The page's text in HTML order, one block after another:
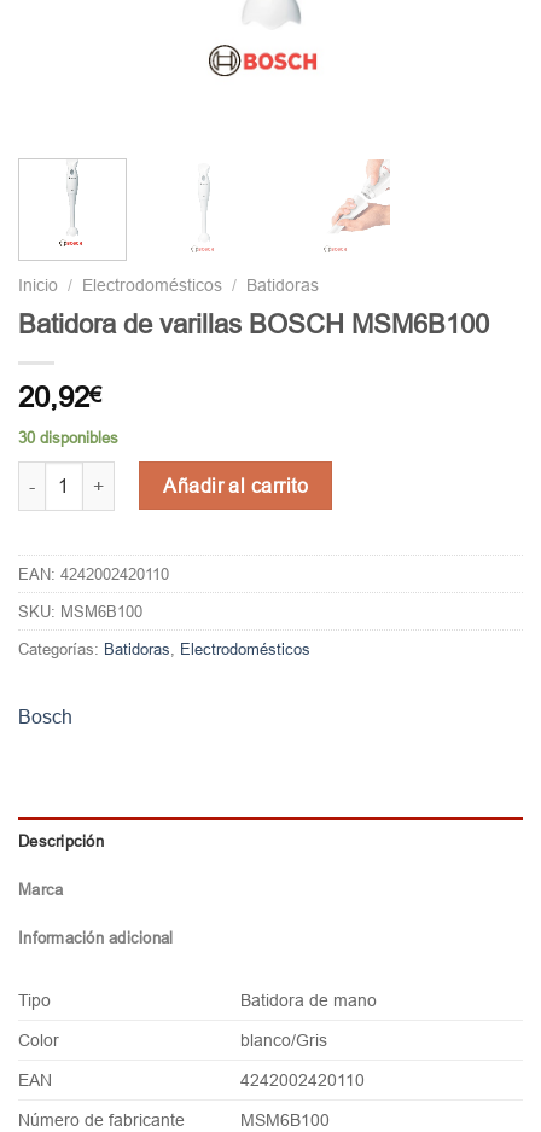
Inicio / Electrodomésticos / Batidoras
Batidora de varillas BOSCH MSM6B100
20,92€
30 disponibles
Batidora de varillas BOSCH MSM6B100 cantidad
Añadir al carrito
EAN: 4242002420110
SKU: MSM6B100
Categorías: Batidoras, Electrodomésticos
Bosch
Descripción
Marca
Información adicional
Tipo Batidora de mano
Color blanco/Gris
EAN 4242002420110
Número de fabricante MSM6B100